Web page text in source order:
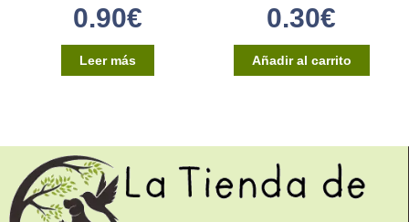
0.90€
Leer más
0.30€
Añadir al carrito